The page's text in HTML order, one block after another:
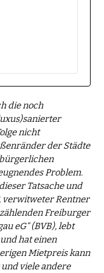
die noch
nicht
der Städte
Problem.
Tatsache und
verwitweter Rentner
Freiburger
eG“ (BVB), lebt
hat einen
Mietpreis kann
viele andere